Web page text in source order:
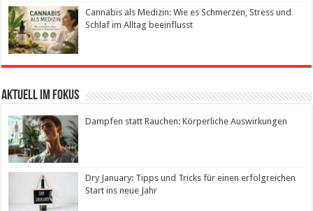
Cannabis als Medizin: Wie es Schmerzen, Stress und
Schlaf im Alltag beeinflusst
Aktuell im Fokus
Dampfen statt Rauchen: Körperliche Auswirkungen
Dry January: Tipps und Tricks für einen erfolgreichen
Start ins neue Jahr